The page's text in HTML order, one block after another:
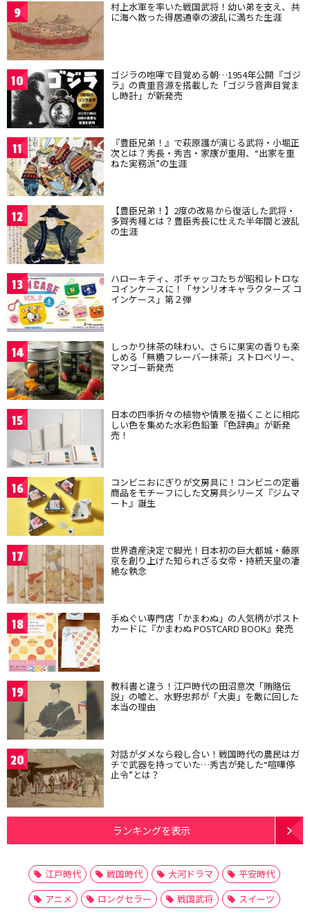
9 村上水軍を率いた戦国武将！幼い弟を支え、共
に海へ散った得居通幸の波乱に満ちた生涯
10 ゴジラの咆哮で目覚める朝…1954年公開『ゴジ
ラ』の貴重音源を搭載した「ゴジラ音声目覚ま
し時計」が新発売
11 『豊臣兄弟！』で萩原護が演じる武将・小堀正
次とは？秀長・秀吉・家康が重用、“出家を重
ねた実務派”の生涯
12 【豊臣兄弟！】2度の改易から復活した武将・
多賀秀種とは？豊臣秀長に仕えた半年間と波乱
の生涯
13 ハローキティ、ポチャッコたちが昭和レトロな
コインケースに！「サンリオキャラクターズ コ
インケース」第２弾
14 しっかり抹茶の味わい、さらに果実の香りも楽
しめる「無糖フレーバー抹茶」ストロベリー、
マンゴー新発売
15 日本の四季折々の植物や情景を描くことに相応
しい色を集めた水彩色鉛筆『色辞典』が新発
売！
16 コンビニおにぎりが文房具に！コンビニの定番
商品をモチーフにした文房具シリーズ『ジムマ
ート』誕生
17 世界遺産決定で脚光！日本初の巨大都城・藤原
京を創り上げた知られざる女帝・持統天皇の凄
絶な執念
18 手ぬぐい専門店「かまわぬ」の人気柄がポスト
カードに『かまわぬ POSTCARD BOOK』発売
19 教科書と違う！江戸時代の田沼意次「賄賂伝
説」の嘘と、水野忠邦が「大奥」を敵に回した
本当の理由
20 対話がダメなら殺し合い！戦国時代の農民はガ
チで武器を持っていた…秀吉が発した“喧嘩停
止令”とは？
ランキングを表示
江戸時代 戦国時代 大河ドラマ
平安時代
アニメ
ロングセラー 戦国武将
スイーツ